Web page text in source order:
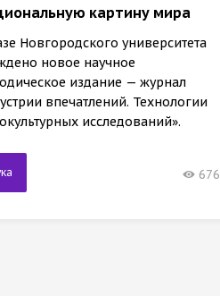
картину мира
Новгородского университета
новое научное
издание — журнал
впечатлений. Технологии
исследований».